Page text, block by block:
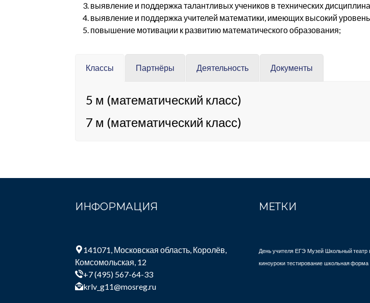
выявление и поддержка талантливых учеников в технических
выявление и поддержка учителей математики, имеющих высокий
повышение мотивации к развитию математического образования;
Классы Партнёры Деятельность Документы
5 м (математический класс)
7 м (математический класс)
ИНФОРМАЦИЯ
141071, Московская область, Королёв,
Комсомольская, 12
+7 (495) 567-64-33
krlv_g11@mosreg.ru
МЕТКИ
День учителя ЕГЭ Музей Школьный театр
киноуроки тестирование школьная форма